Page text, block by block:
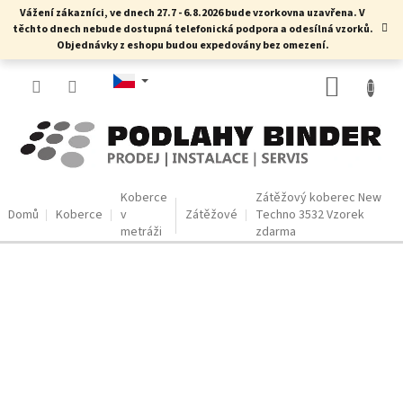
PřejítVážení zákazníci, ve dnech 27.7 - 6.8.2026 bude vzorkovna uzavřena. V
těchto dnech nebude dostupná telefonická podpora a odesílná vzorků.
Objednávky z eshopu budou expedovány bez omezení.
Domů Koberce
Koberce
v
metráži
Zátěžové
Zátěžový koberec New
Techno 3532Vzorek
zdarma